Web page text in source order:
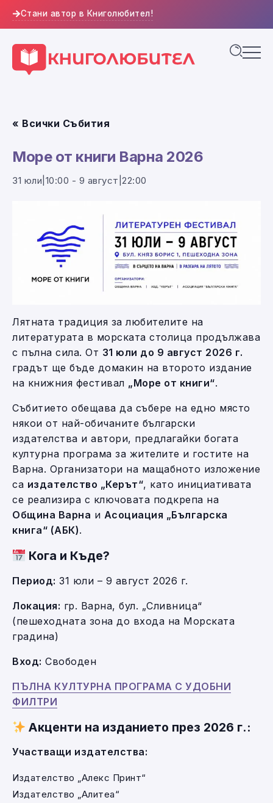
Стани автор в Книголюбител!
« Всички Събития
Море от книги Варна 2026
31 юли|10:00 - 9 август|22:00
Лятната традиция за любителите на
литературата в морската столица продължава
с пълна сила. От 31 юли до 9 август 2026 г.
градът ще бъде домакин на второто издание
на книжния фестивал „Море от книги“.
Събитието обещава да събере на едно място
някои от най-обичаните български
издателства и автори, предлагайки богата
културна програма за жителите и гостите на
Варна. Организатори на мащабното изложение
са издателство „Керът“, като инициативата
се реализира с ключовата подкрепа на
Община Варна и Асоциация „Българска
книга“ (АБК).
Кога и Къде?
Период: 31 юли – 9 август 2026 г.
Локация: гр. Варна, бул. „Сливница“
(пешеходната зона до входа на Морската
градина)
Вход: Свободен
ПЪЛНА КУЛТУРНА ПРОГРАМА С УДОБНИ
ФИЛТРИ
Акценти на изданието през 2026 г.:
Участващи издателства:
Издателство „Алекс Принт“
Издателство „Алитеа“